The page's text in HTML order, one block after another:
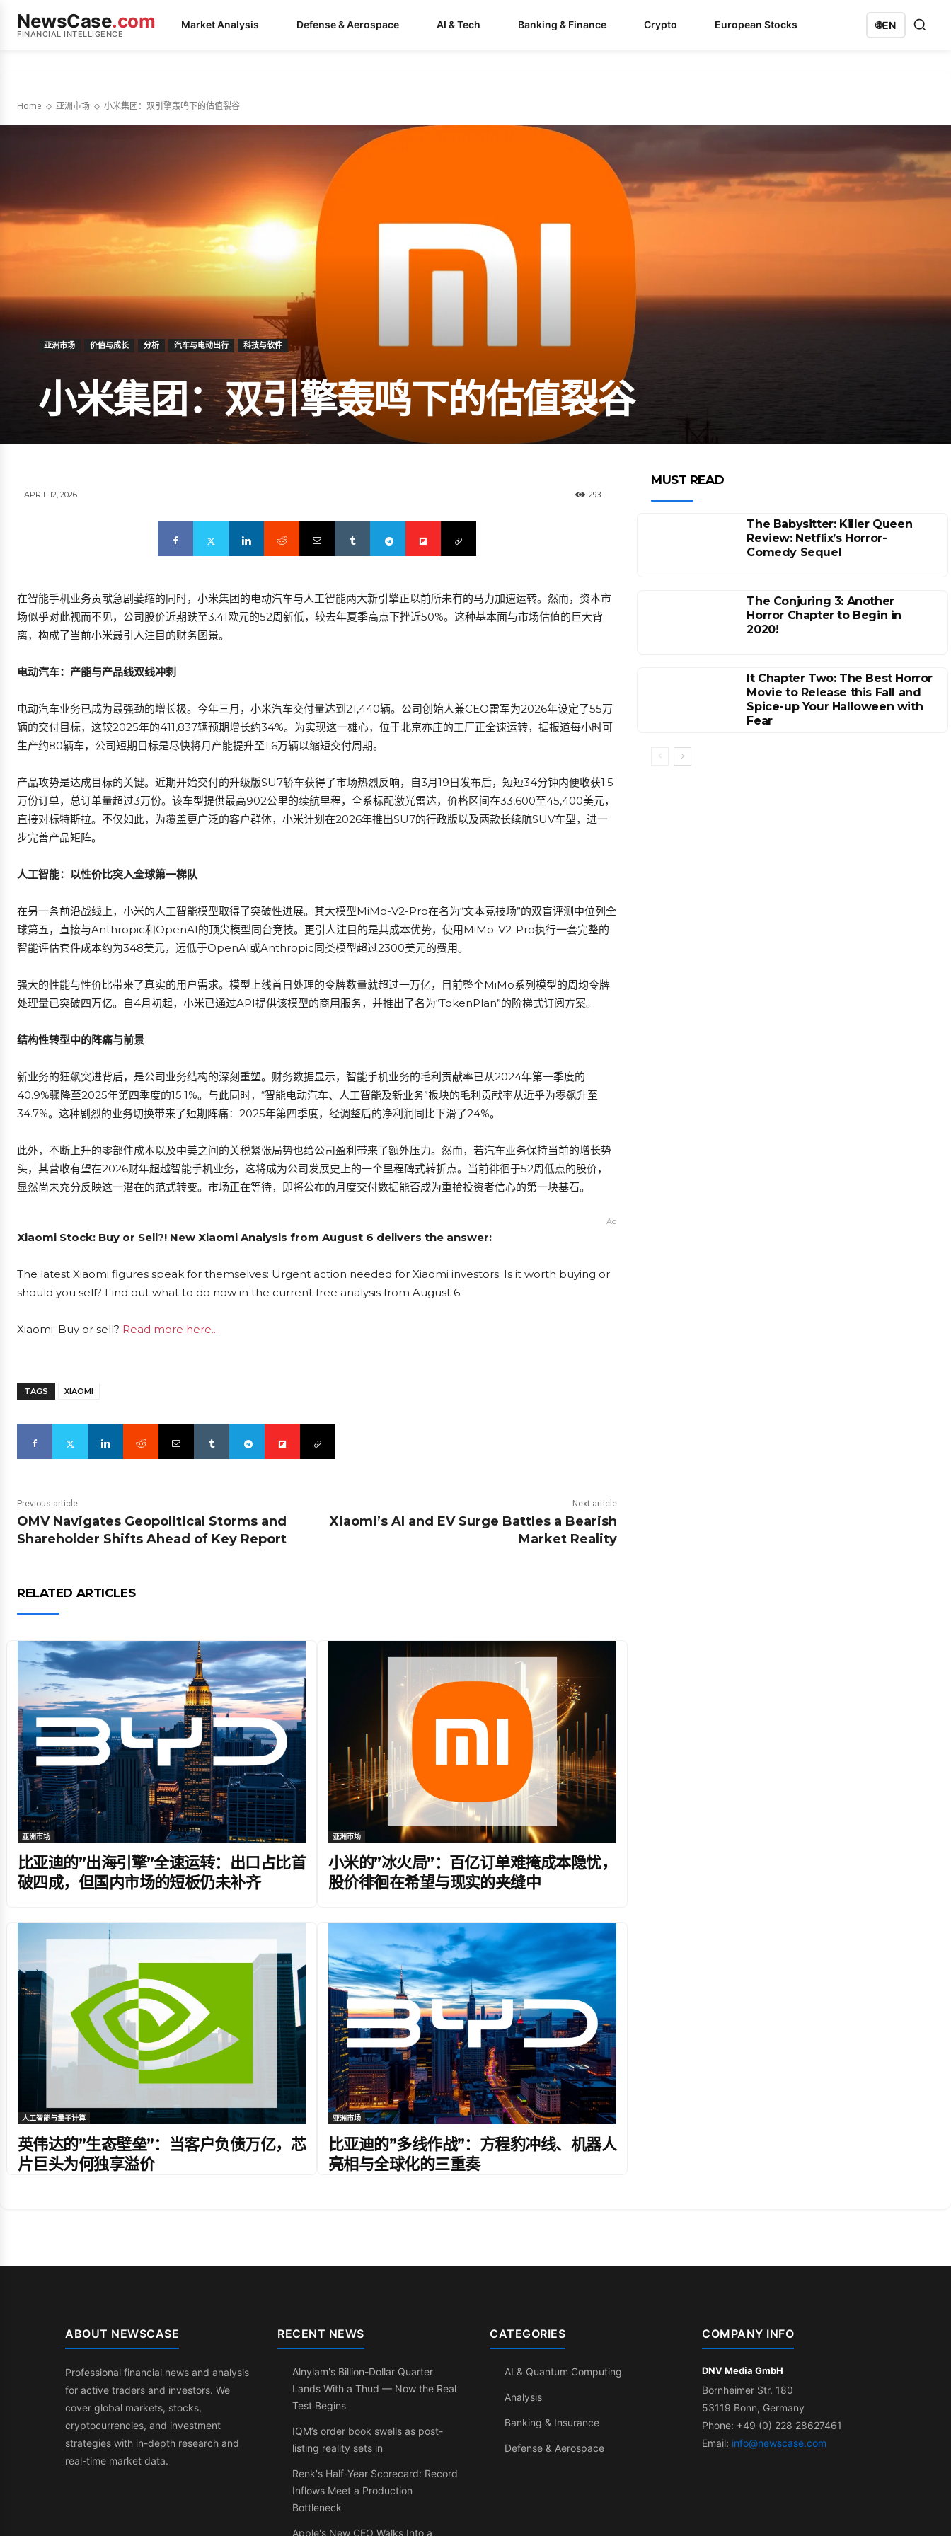
NewsCase.com
FINANCIAL INTELLIGENCE
Market Analysis Defense & Aerospace AI & Tech Banking & Finance Crypto European Stocks 🌐EN
Home 亚洲市场 小米集团：双引擎轰鸣下的估值裂谷
亚洲市场 价值与成长 分析 汽车与电动出行 科技与软件
小米集团：双引擎轰鸣下的估值裂谷
APRIL 12, 2026 293
在智能手机业务贡献急剧萎缩的同时，小米集团的电动汽车与人工智能两大新引擎正以前所未有的马力加速运转。然而，资本市
场似乎对此视而不见，公司股价近期跌至3.41欧元的52周新低，较去年夏季高点下挫近50%。这种基本面与市场估值的巨大背
离，构成了当前小米最引人注目的财务图景。
电动汽车：产能与产品线双线冲刺
电动汽车业务已成为最强劲的增长极。今年三月，小米汽车交付量达到21,440辆。公司创始人兼CEO雷军为2026年设定了55万
辆的交付目标，这较2025年的411,837辆预期增长约34%。为实现这一雄心，位于北京亦庄的工厂正全速运转，据报道每小时可
生产约80辆车，公司短期目标是尽快将月产能提升至1.6万辆以缩短交付周期。
产品攻势是达成目标的关键。近期开始交付的升级版SU7轿车获得了市场热烈反响，自3月19日发布后，短短34分钟内便收获1.5
万份订单，总订单量超过3万份。该车型提供最高902公里的续航里程，全系标配激光雷达，价格区间在33,600至45,400美元，
直接对标特斯拉。不仅如此，为覆盖更广泛的客户群体，小米计划在2026年推出SU7的行政版以及两款长续航SUV车型，进一
步完善产品矩阵。
人工智能：以性价比突入全球第一梯队
在另一条前沿战线上，小米的人工智能模型取得了突破性进展。其大模型MiMo-V2-Pro在名为“文本竞技场”的双盲评测中位列全
球第五，直接与Anthropic和OpenAI的顶尖模型同台竞技。更引人注目的是其成本优势，使用MiMo-V2-Pro执行一套完整的
智能评估套件成本约为348美元，远低于OpenAI或Anthropic同类模型超过2300美元的费用。
强大的性能与性价比带来了真实的用户需求。模型上线首日处理的令牌数量就超过一万亿，目前整个MiMo系列模型的周均令牌
处理量已突破四万亿。自4月初起，小米已通过API提供该模型的商用服务，并推出了名为“TokenPlan”的阶梯式订阅方案。
结构性转型中的阵痛与前景
新业务的狂飙突进背后，是公司业务结构的深刻重塑。财务数据显示，智能手机业务的毛利贡献率已从2024年第一季度的
40.9%骤降至2025年第四季度的15.1%。与此同时，“智能电动汽车、人工智能及新业务”板块的毛利贡献率从近乎为零飙升至
34.7%。这种剧烈的业务切换带来了短期阵痛：2025年第四季度，经调整后的净利润同比下滑了24%。
此外，不断上升的零部件成本以及中美之间的关税紧张局势也给公司盈利带来了额外压力。然而，若汽车业务保持当前的增长势
头，其营收有望在2026财年超越智能手机业务，这将成为公司发展史上的一个里程碑式转折点。当前徘徊于52周低点的股价，
显然尚未充分反映这一潜在的范式转变。市场正在等待，即将公布的月度交付数据能否成为重拾投资者信心的第一块基石。
Ad
Xiaomi Stock: Buy or Sell?! New Xiaomi Analysis from August 6 delivers the answer:
The latest Xiaomi figures speak for themselves: Urgent action needed for Xiaomi investors. Is it worth buying or
should you sell? Find out what to do now in the current free analysis from August 6.
Xiaomi: Buy or sell? Read more here...
TAGS XIAOMI
Previous article
OMV Navigates Geopolitical Storms and
Shareholder Shifts Ahead of Key Report
Next article
Xiaomi’s AI and EV Surge Battles a Bearish
Market Reality
RELATED ARTICLES
亚洲市场
比亚迪的”出海引擎”全速运转：出口占比首
破四成，但国内市场的短板仍未补齐
亚洲市场
小米的”冰火局”：百亿订单难掩成本隐忧，
股价徘徊在希望与现实的夹缝中
人工智能与量子计算
英伟达的”生态壁垒”：当客户负债万亿，芯
片巨头为何独享溢价
亚洲市场
比亚迪的”多线作战”：方程豹冲线、机器人
亮相与全球化的三重奏
MUST READ
The Babysitter: Killer Queen
Review: Netflix’s Horror-
Comedy Sequel
The Conjuring 3: Another
Horror Chapter to Begin in
2020!
It Chapter Two: The Best Horror
Movie to Release this Fall and
Spice-up Your Halloween with
Fear
ABOUT NEWSCASE
Professional financial news and analysis
for active traders and investors. We
cover global markets, stocks,
cryptocurrencies, and investment
strategies with in-depth research and
real-time market data.
RECENT NEWS
Alnylam's Billion-Dollar Quarter
Lands With a Thud — Now the Real
Test Begins
IQM’s order book swells as post-
listing reality sets in
Renk's Half-Year Scorecard: Record
Inflows Meet a Production
Bottleneck
Apple's New CEO Walks Into a
CATEGORIES
AI & Quantum Computing
Analysis
Banking & Insurance
Defense & Aerospace
COMPANY INFO
DNV Media GmbH
Bornheimer Str. 180
53119 Bonn, Germany
Phone: +49 (0) 228 28627461
Email: info@newscase.com